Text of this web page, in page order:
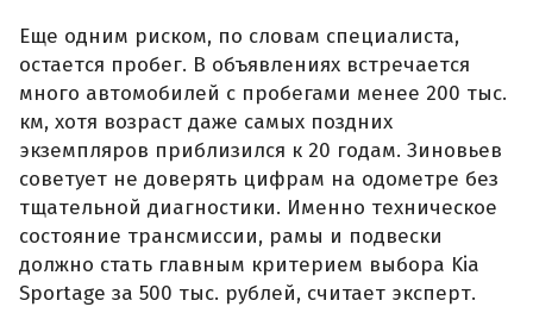
Еще одним риском, по словам специалиста,
остается пробег. В объявлениях встречается
много автомобилей с пробегами менее 200 тыс.
км, хотя возраст даже самых поздних
экземпляров приблизился к 20 годам. Зиновьев
советует не доверять цифрам на одометре без
тщательной диагностики. Именно техническое
состояние трансмиссии, рамы и подвески
должно стать главным критерием выбора Kia
Sportage за 500 тыс. рублей, считает эксперт.